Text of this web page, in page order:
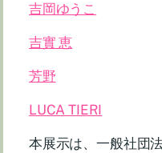
吉岡ゆうこ
吉實 恵
芳野
LUCA TIERI
本展示は、一般社団